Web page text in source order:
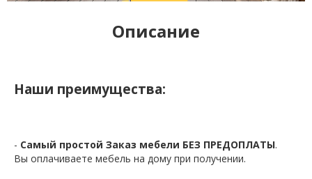
Описание
Наши преимущества:
- Самый простой Заказ мебели БЕЗ ПРЕДОПЛАТЫ.
Вы оплачиваете мебель на дому при получении.